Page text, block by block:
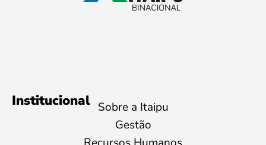
Institucional Sobre a Itaipu
Gestão